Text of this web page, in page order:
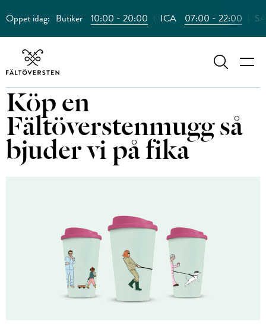
Öppet idag: Butiker 10:00 - 20:00 ICA 07:00 - 22:00
Köp en
Fältöverstenmugg så
bjuder vi på fika